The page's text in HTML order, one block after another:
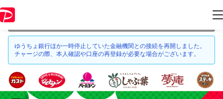
情報はキャンペーン終了時点のものになります。
ゆうちょ銀行ほか一時停止していた金融機関との接続を再開しました。
チャージの際、本人確認や口座の再登録が必要な場合がございます。